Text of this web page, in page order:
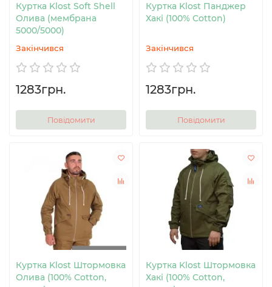
Куртка Klost Soft Shell
Олива (мембрана
5000/5000)
Закінчився
1283грн.
Повідомити
Куртка Klost Панджер
Хакі (100% Cotton)
Закінчився
1283грн.
Повідомити
Куртка Klost Штормовка
Олива (100% Cotton,
Куртка Klost Штормовка
Хакі (100% Cotton,